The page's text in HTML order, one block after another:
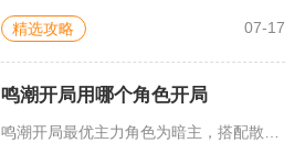
精选攻略 07-17
鸣潮开局用哪个角色开局
鸣潮开局最优主力角色为暗主，搭配散华、维里奈组成零氪完整开荒...